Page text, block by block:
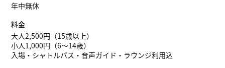
年中無休
料金
大人2,500円（15歳以上）
小人1,000円（6～14歳）
入場・シャトルバス・音声ガイド・ラウンジ利用込